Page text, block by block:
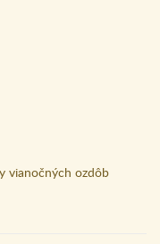
vianočných ozdôb